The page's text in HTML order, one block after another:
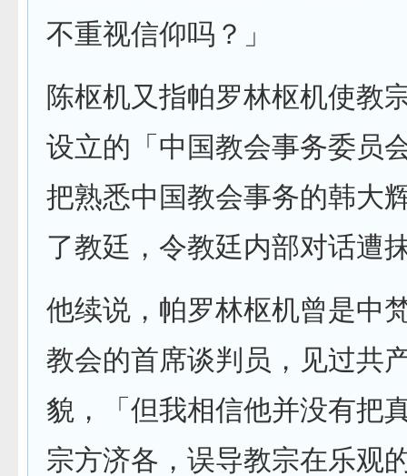
不重视信仰吗？」
陈枢机又指帕罗林枢机使教
设立的「中国教会事务委员
把熟悉中国教会事务的韩大
了教廷，令教廷内部对话遭
他续说，帕罗林枢机曾是中
教会的首席谈判员，见过共
貌，「但我相信他并没有把
宗方济各，误导教宗在乐观